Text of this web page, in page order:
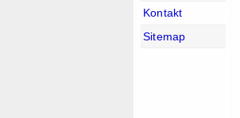
Kontakt
Sitemap